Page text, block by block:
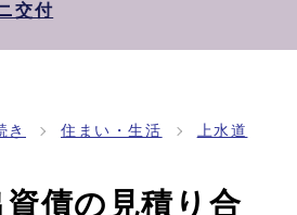
交付
き 住まい・生活 上水道
債の見積り合